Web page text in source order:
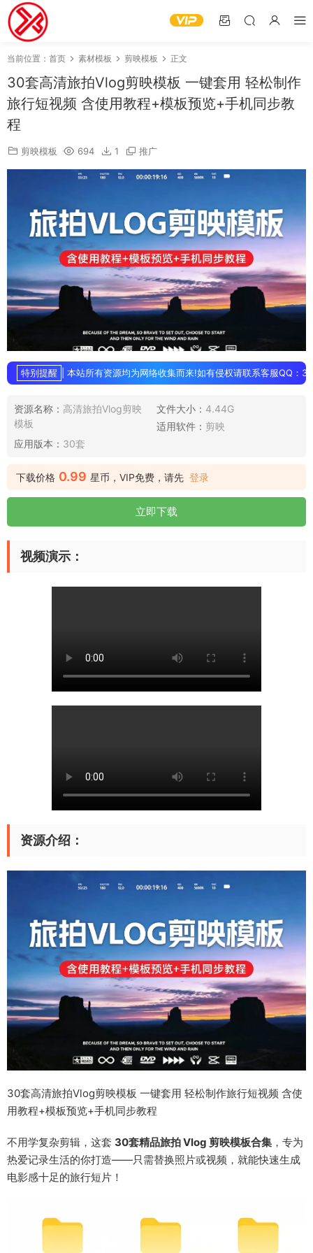
当前位置： 首页 素材模板 剪映模板 正文
30套高清旅拍Vlog剪映模板 一键套用 轻松制作
旅行短视频 含使用教程+模板预览+手机同步教
程
剪映模板 694 1 推广
特别提醒 | 本站所有资源均为网络收集而来!如有侵权请联系客服QQ：
资源名称： 高清旅拍Vlog剪映
模板
文件大小： 4.44G
适用软件： 剪映
应用版本： 30套
下载价格 0.99 星币，VIP免费，请先 登录
立即下载
视频演示：
资源介绍：
30套高清旅拍Vlog剪映模板 一键套用 轻松制作旅行短视频 含使
用教程+模板预览+手机同步教程
不用学复杂剪辑，这套 30套精品旅拍 Vlog 剪映模板合集 ，专为
热爱记录生活的你打造——只需替换照片或视频，就能快速生成
电影感十足的旅行短片！